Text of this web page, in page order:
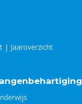
| Jaaroverzicht